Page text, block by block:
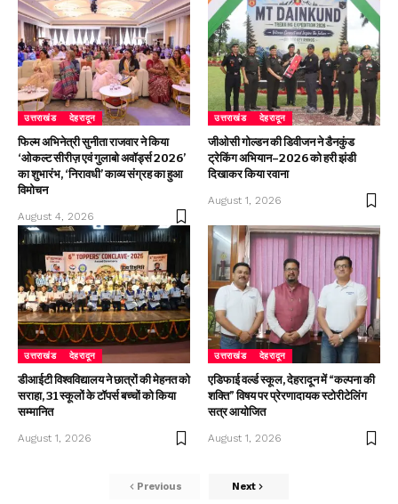
उत्तराखंड देहरादून
फिल्म अभिनेत्री सुनीता राजवार ने किया
‘ओकल्ट सीरीज़ एवं गुलाबो अवॉर्ड्स 2026’
का शुभारंभ, ‘निरावधी’ काव्य संग्रह का हुआ
विमोचन
August 4, 2026
उत्तराखंड देहरादून
जीओसी गोल्डन की डिवीजन ने डैनकुंड
ट्रेकिंग अभियान–2026 को हरी झंडी
दिखाकर किया रवाना
August 1, 2026
उत्तराखंड देहरादून
डीआईटी विश्वविद्यालय ने छात्रों की मेहनत को
सराहा, 31 स्कूलों के टॉपर्स बच्चों को किया
सम्मानित
August 1, 2026
उत्तराखंड देहरादून
एडिफाई वर्ल्ड स्कूल, देहरादून में “कल्पना की
शक्ति” विषय पर प्रेरणादायक स्टोरीटेलिंग
सत्र आयोजित
August 1, 2026
Previous Next